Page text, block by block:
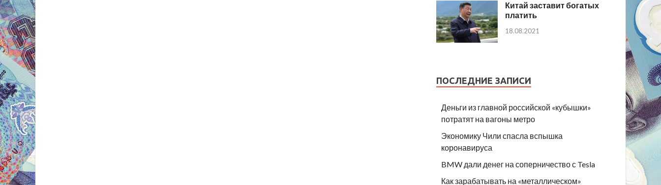
Китай заставит богатых
платить
18.08.2021
ПОСЛЕДНИЕ ЗАПИСИ
Деньги из главной российской «кубышки»
потратят на вагоны метро
Экономику Чили спасла вспышка
коронавируса
BMW дали денег на соперничество с Tesla
Как зарабатывать на «металлическом»